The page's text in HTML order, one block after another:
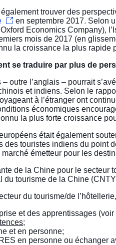
trouver des
en septembre 2017. Selon
Economics Company),
mois de 2017 (en
la croissance la plus
se traduire par plus de
outre l’anglais – pourrait
et indiens. Selon le
à l’étranger ont
économiques
la plus forte croissance
était également
touristes indiens du point
émetteur pour les
de la Chine pour le secteur
du tourisme de la Chine
du tourisme/de
et des apprentissages (voir
;
et en personne;
en personne ou échanger